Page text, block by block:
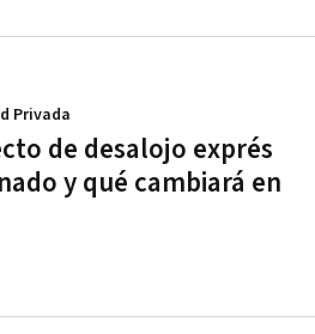
de desalojo exprés
y qué cambiará en
Privada